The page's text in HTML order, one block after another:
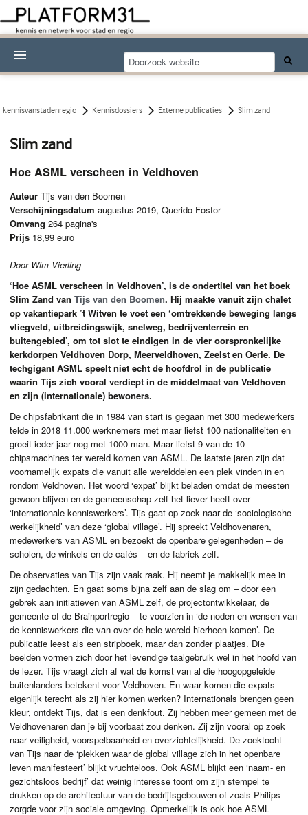
Kennisdossiers
Over Platform31
Abonneren
Contact
kennisvanstadenregio Kennisdossiers Externe publicaties Slim zand
Slim zand
Hoe ASML verscheen in Veldhoven
AuteurTijs van den Boomen
Verschijningsdatumaugustus 2019, Querido Fosfor
Omvang264 pagina's
Prijs 18,99 euro
Door Wim Vierling
‘HoeASML verscheen in Veldhoven’, is de ondertitel van het boek
Slim Zand vanTijs van den Boomen. Hij maakte vanuit zijn chalet
op vakantiepark ’t Witven te voet een ‘omtrekkende beweging langs
vliegveld, uitbreidingswijk, snelweg, bedrijventerrein en
buitengebied’, om tot slot te eindigen in de vier oorspronkelijke
kerkdorpen Veldhoven Dorp, Meerveldhoven, Zeelst en Oerle. De
techgigantASML speelt niet echt de hoofdrol in de publicatie
waarin Tijs zich vooral verdiept in de middelmaat van Veldhoven
en zijn (internationale) bewoners.
De chipsfabrikant die in 1984 van start is gegaan met 300 medewerkers
telde in 2018 11.000 werknemers met maar liefst 100 nationaliteiten en
groeit ieder jaar nog met 1000 man. Maar liefst 9 van de 10
chipsmachines ter wereld komen vanASML. De laatste jaren zijn dat
voornamelijk expats die vanuit alle werelddelen een plek vinden in en
rondom Veldhoven. Het woord ‘expat’ blijkt beladen omdat de meesten
gewoon blijven en de gemeenschap zelf het liever heeft over
‘internationale kenniswerkers’. Tijs gaat op zoek naar de ‘sociologische
werkelijkheid’ van deze ‘global village’. Hij spreekt Veldhovenaren,
medewerkers vanASML en bezoekt de openbare gelegenheden – de
scholen, de winkels en de cafés – en de fabriek zelf.
De observaties van Tijs zijn vaak raak. Hij neemt je makkelijk mee in
zijn gedachten. En gaat soms bijna zelf aan de slag om – door een
gebrek aan initiatieven vanASML zelf, de projectontwikkelaar, de
gemeente of de Brainportregio – te voorzien in ‘de noden en wensen van
de kenniswerkers die van over de hele wereld hierheen komen’. De
publicatie leest als een stripboek, maar dan zonder plaatjes. Die
beelden vormen zich door het levendige taalgebruik wel in het hoofd van
de lezer. Tijs vraagt zich af wat de komst van al die hoogopgeleide
buitenlanders betekent voor Veldhoven. En waar komen die expats
eigenlijk terecht als zij hier komen werken? Internationals brengen geen
kleur, ontdekt Tijs, dat is een denkfout. Zij hebben meer gemeen met de
Veldhovenaren dan je bij voorbaat zou denken. Zij zijn vooral op zoek
naar veiligheid, voorspelbaarheid en overzichtelijkheid. De zoektocht
van Tijs naar de ‘plekken waar de global village zich in het openbare
leven manifesteert’ blijkt vruchteloos. OokASML blijkt een ‘naam- en
gezichtsloos bedrijf’ dat weinig interesse toont om zijn stempel te
drukken op de architectuur van de bedrijfsgebouwen of zoals Philips
zorgde voor zijn sociale omgeving. Opmerkelijk is ook hoeASML